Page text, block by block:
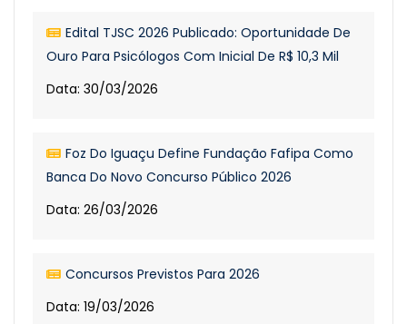
Edital TJSC 2026 Publicado: Oportunidade De
Ouro Para Psicólogos Com Inicial De R$ 10,3 Mil
Data: 30/03/2026
Foz Do Iguaçu Define Fundação Fafipa Como
Banca Do Novo Concurso Público 2026
Data: 26/03/2026
Concursos Previstos Para 2026
Data: 19/03/2026